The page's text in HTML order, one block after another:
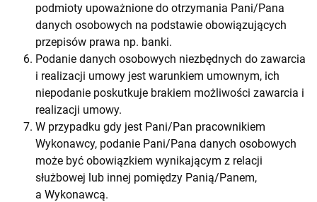
podmioty upoważnione do otrzymania Pani/Pana
danych osobowych na podstawie obowiązujących
przepisów prawa np. banki.
Podanie danych osobowych niezbędnych do zawarcia
i realizacji umowy jest warunkiem umownym, ich
niepodanie poskutkuje brakiem możliwości zawarcia i
realizacji umowy.
W przypadku gdy jest Pani/Pan pracownikiem
Wykonawcy, podanie Pani/Pana danych osobowych
może być obowiązkiem wynikającym z relacji
służbowej lub innej pomiędzy Panią/Panem,
a Wykonawcą.